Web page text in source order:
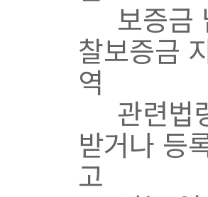
보증금
찰보증금
역
관련법
받거나 등
고